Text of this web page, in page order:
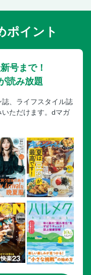
」
SP】vol.414 第54回
タ・スバル激闘の舞
」の謎を追え！
ある、アメリカのま
ズ」は不老不死の夢を
くボランチで)必要と
日本代表・板倉滉の
舞台で結果を残せる
す」
で。』が7月17日
ポイント
号まで！
読み放題
、ライフスタイル誌
ただけます。dマガ